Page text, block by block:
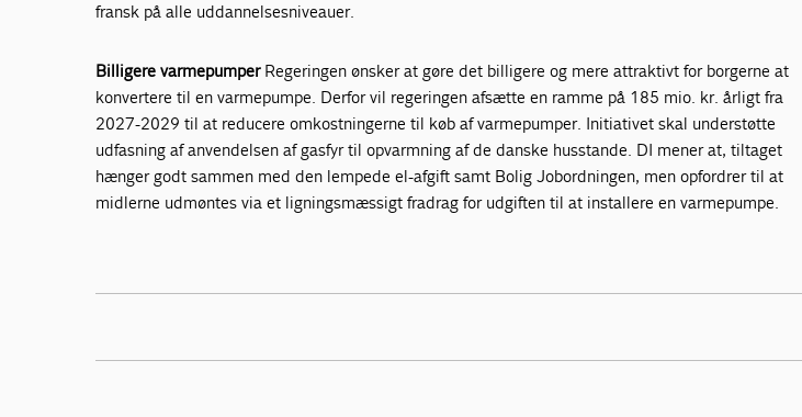
fransk på alle uddannelsesniveauer.
Billigere varmepumper Regeringen ønsker at gøre det billigere og mere attraktivt for borgerne at
konvertere til en varmepumpe. Derfor vil regeringen afsætte en ramme på 185 mio. kr. årligt fra
2027-2029 til at reducere omkostningerne til køb af varmepumper. Initiativet skal understøtte
udfasning af anvendelsen af gasfyr til opvarmning af de danske husstande. DI mener at, tiltaget
hænger godt sammen med den lempede el-afgift samt Bolig Jobordningen, men opfordrer til at
midlerne udmøntes via et ligningsmæssigt fradrag for udgiften til at installere en varmepumpe.